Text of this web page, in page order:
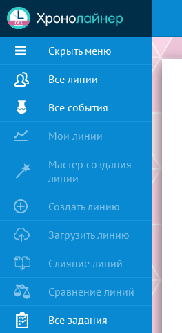
Скрыть меню
Все линии
Все события
Мои линии
Мастер создания
линии
Создать линию
Загрузить линию
Слияние линий
Сравнение линий
Все задания